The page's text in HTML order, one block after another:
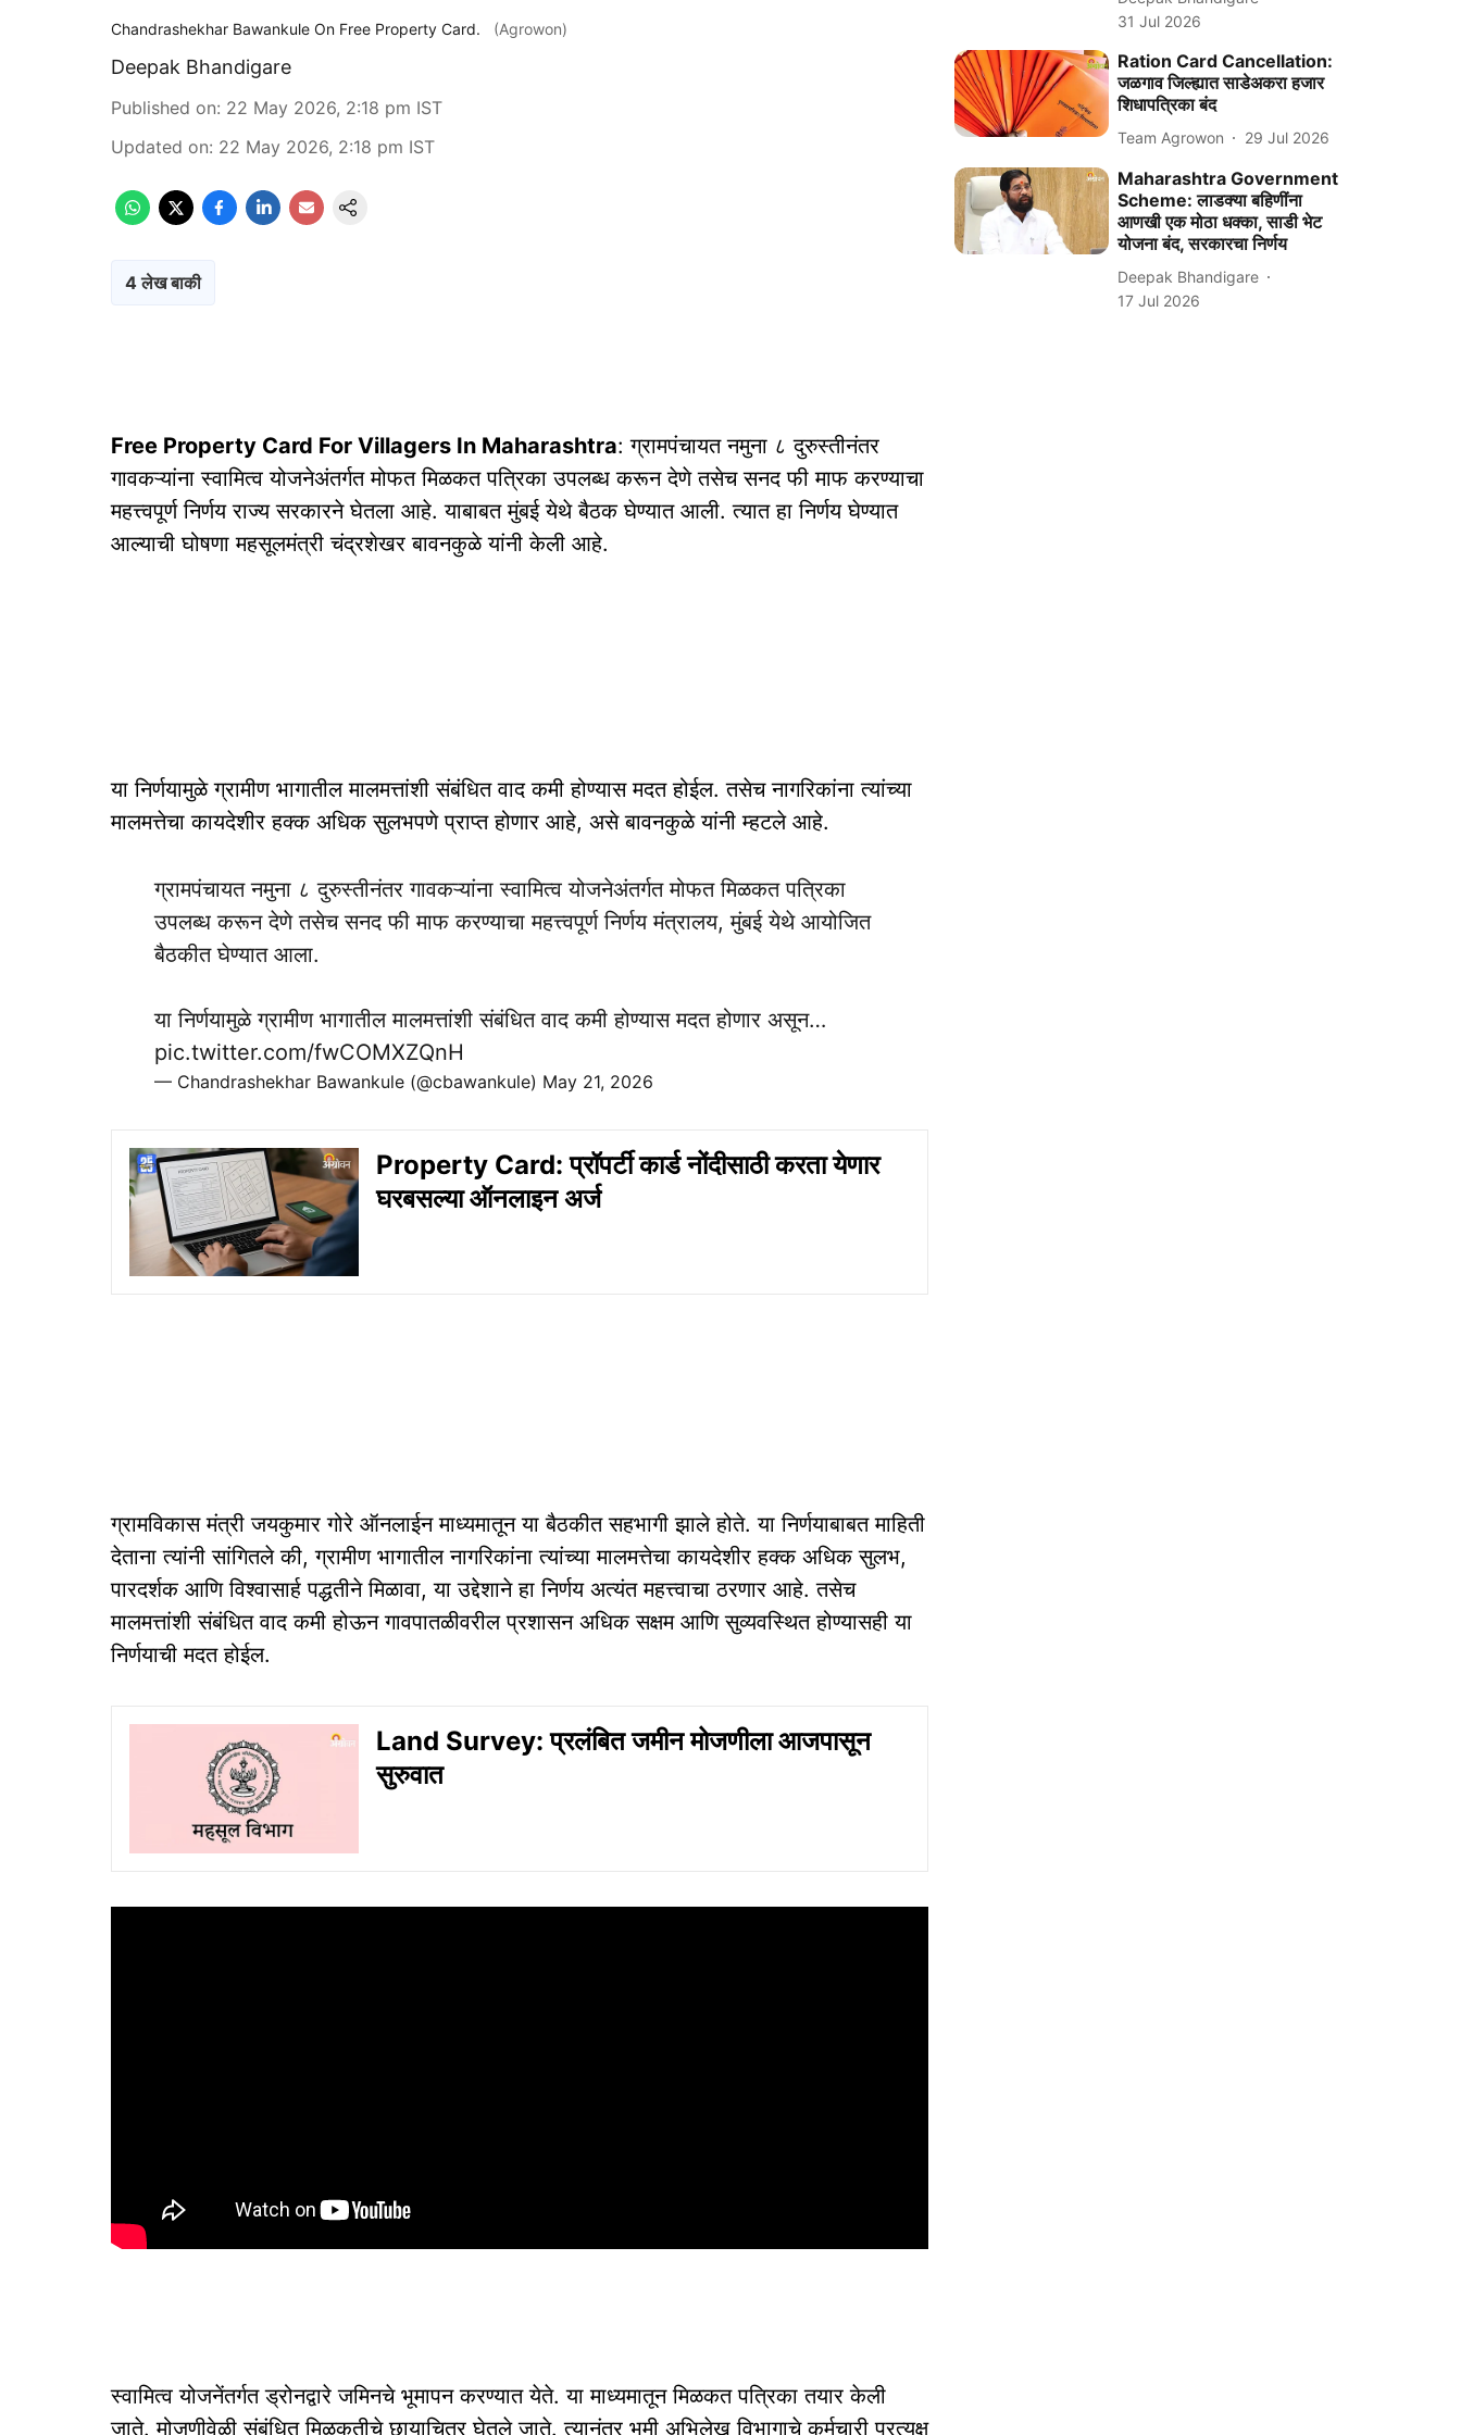
Chandrashekhar Bawankule On Free Property Card. (Agrowon)
Deepak Bhandigare
Published on: 22 May 2026, 2:18 pm IST
Updated on: 22 May 2026, 2:18 pm IST
4 लेख बाकी
Free Property Card For Villagers In Maharashtra: ग्रामपंचायत नमुना ८ दुरुस्तीनंतर
गावकऱ्यांना स्वामित्व योजनेअंतर्गत मोफत मिळकत पत्रिका उपलब्ध करून देणे तसेच सनद फी माफ करण्याचा
महत्त्वपूर्ण निर्णय राज्य सरकारने घेतला आहे. याबाबत मुंबई येथे बैठक घेण्यात आली. त्यात हा निर्णय घेण्यात
आल्याची घोषणा महसूलमंत्री चंद्रशेखर बावनकुळे यांनी केली आहे.
या निर्णयामुळे ग्रामीण भागातील मालमत्तांशी संबंधित वाद कमी होण्यास मदत होईल. तसेच नागरिकांना त्यांच्या
मालमत्तेचा कायदेशीर हक्क अधिक सुलभपणे प्राप्त होणार आहे, असे बावनकुळे यांनी म्हटले आहे.
ग्रामपंचायत नमुना ८ दुरुस्तीनंतर गावकऱ्यांना स्वामित्व योजनेअंतर्गत मोफत मिळकत पत्रिका
उपलब्ध करून देणे तसेच सनद फी माफ करण्याचा महत्त्वपूर्ण निर्णय मंत्रालय, मुंबई येथे आयोजित
बैठकीत घेण्यात आला.
या निर्णयामुळे ग्रामीण भागातील मालमत्तांशी संबंधित वाद कमी होण्यास मदत होणार असून…
pic.twitter.com/fwCOMXZQnH
— Chandrashekhar Bawankule (@cbawankule) May 21, 2026
Property Card: प्रॉपर्टी कार्ड नोंदीसाठी करता येणार
घरबसल्या ऑनलाइन अर्ज
ग्रामविकास मंत्री जयकुमार गोरे ऑनलाईन माध्यमातून या बैठकीत सहभागी झाले होते. या निर्णयाबाबत माहिती
देताना त्यांनी सांगितले की, ग्रामीण भागातील नागरिकांना त्यांच्या मालमत्तेचा कायदेशीर हक्क अधिक सुलभ,
पारदर्शक आणि विश्वासार्ह पद्धतीने मिळावा, या उद्देशाने हा निर्णय अत्यंत महत्त्वाचा ठरणार आहे. तसेच
मालमत्तांशी संबंधित वाद कमी होऊन गावपातळीवरील प्रशासन अधिक सक्षम आणि सुव्यवस्थित होण्यासही या
निर्णयाची मदत होईल.
Land Survey: प्रलंबित जमीन मोजणीला आजपासून
सुरुवात
स्वामित्व योजनेंतर्गत ड्रोनद्वारे जमिनचे भूमापन करण्यात येते. या माध्यमातून मिळकत पत्रिका तयार केली
जाते. मोजणीवेळी संबंधित मिळकतीचे छायाचित्र घेतले जाते. त्यानंतर भूमी अभिलेख विभागाचे कर्मचारी प्रत्यक्ष
31 Jul 2026
Ration Card Cancellation:
जळगाव जिल्ह्यात साडेअकरा हजार
शिधापत्रिका बंद
Team Agrowon 29 Jul 2026
Maharashtra Government
Scheme: लाडक्या बहिणींना
आणखी एक मोठा धक्का, साडी भेट
योजना बंद, सरकारचा निर्णय
Deepak Bhandigare
17 Jul 2026